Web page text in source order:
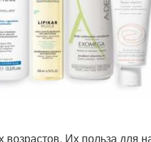
Их польза для